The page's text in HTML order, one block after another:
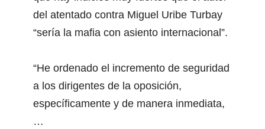
del atentado contra Miguel Uribe Turbay
“sería la mafia con asiento internacional”.
“He ordenado el incremento de seguridad
a los dirigentes de la oposición,
específicamente y de manera inmediata,
…